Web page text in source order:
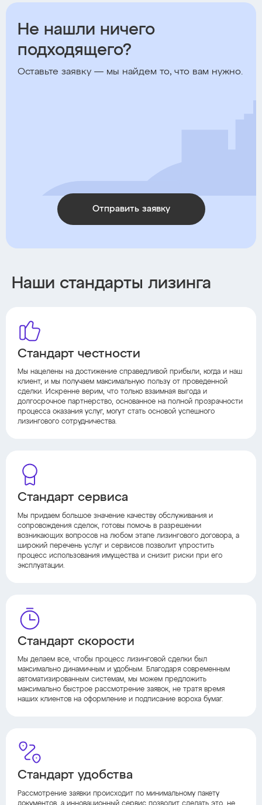
Не нашли ничего
подходящего?
Оставьте заявку — мы найдем то, что вам нужно.
Отправить заявку
Наши стандарты лизинга
Стандарт честности
Мы нацелены на достижение справедливой прибыли, когда и наш
клиент, и мы получаем максимальную пользу от проведенной
сделки. Искренне верим, что только взаимная выгода и
долгосрочное партнерство, основанное на полной прозрачности
процесса оказания услуг, могут стать основой успешного
лизингового сотрудничества.
Стандарт сервиса
Мы придаем большое значение качеству обслуживания и
сопровождения сделок, готовы помочь в разрешении
возникающих вопросов на любом этапе лизингового договора, а
широкий перечень услуг и сервисов позволит упростить
процесс использования имущества и снизит риски при его
эксплуатации.
Стандарт скорости
Мы делаем все, чтобы процесс лизинговой сделки был
максимально динамичным и удобным. Благодаря современным
автоматизированным системам, мы можем предложить
максимально быстрое рассмотрение заявок, не тратя время
наших клиентов на оформление и подписание вороха бумаг.
Стандарт удобства
Рассмотрение заявки происходит по минимальному пакету